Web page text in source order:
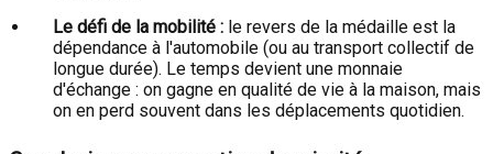
Le défi de la mobilité : le revers de la médaille est la
dépendance à l'automobile (ou au transport collectif de
longue durée). Le temps devient une monnaie
d'échange : on gagne en qualité de vie à la maison, mais
on en perd souvent dans les déplacements quotidien.